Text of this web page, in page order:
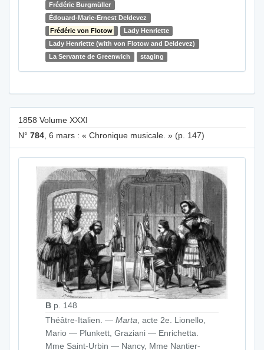
Frédéric Burgmüller
Édouard-Marie-Ernest Deldevez
Frédéric von Flotow
Lady Henriette
Lady Henriette (with von Flotow and Deldevez)
La Servante de Greenwich
staging
1858 Volume XXXI
N° 784 , 6 mars : « Chronique musicale. » (p. 147)
B p. 148
Théâtre-Italien. — Marta, acte 2e. Lionello,
Mario — Plunkett, Graziani — Enrichetta.
Mme Saint-Urbin — Nancy, Mme Nantier-